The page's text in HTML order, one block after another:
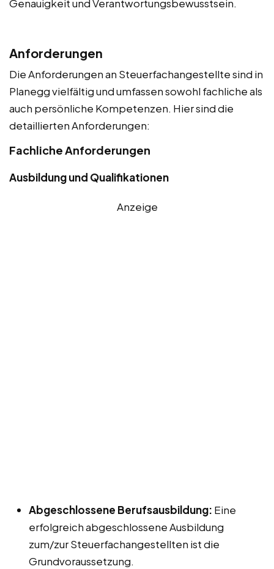
Genauigkeit und Verantwortungsbewusstsein.
Anforderungen
Die Anforderungen an Steuerfachangestellte sind in
Planegg vielfältig und umfassen sowohl fachliche als
auch persönliche Kompetenzen. Hier sind die
detaillierten Anforderungen:
Fachliche Anforderungen
Ausbildung und Qualifikationen
Anzeige
Abgeschlossene Berufsausbildung: Eine
erfolgreich abgeschlossene Ausbildung
zum/zur Steuerfachangestellten ist die
Grundvoraussetzung.